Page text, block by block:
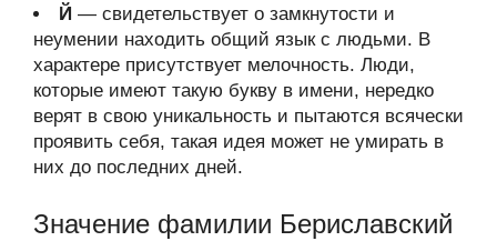
Й — свидетельствует о замкнутости и
неумении находить общий язык с людьми. В
характере присутствует мелочность. Люди,
которые имеют такую букву в имени, нередко
верят в свою уникальность и пытаются всячески
проявить себя, такая идея может не умирать в
них до последних дней.
Значение фамилии Бериславский